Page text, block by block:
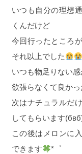
いつも自分の理想
くんだけど
今回行ったところ
それ以上でした
いつも物足りない
欲張らなくて良か
次はナチュラルだ
してもらいます
この後はメロンに
できます
*゜